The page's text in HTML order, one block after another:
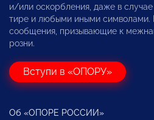
и/или оскорбления, даже в случае
тире и любыми иными символами.
сообщения, призывающие к
розни.
Вступи в «ОПОРУ»
Об «ОПОРЕ РОССИИ»